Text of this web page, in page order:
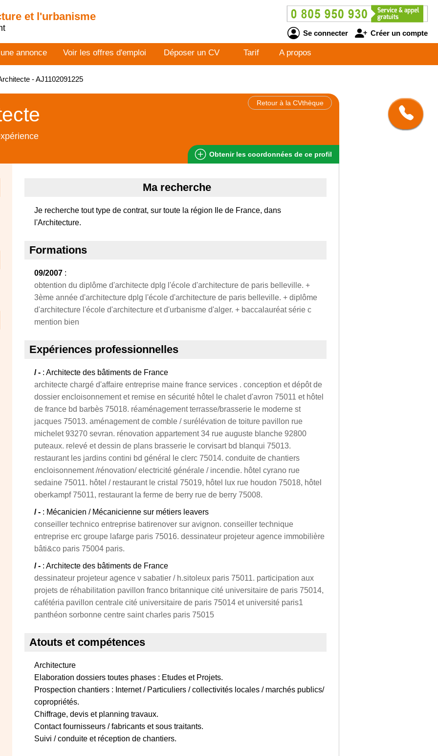
et l'urbanisme
Se connecter Créer un compte
annonce Voir les offres d'emploi Déposer un CV Tarif A propos
- AJ1102091225
Retour à la CVthèque
Obtenir les coordonnées de ce profil
Ma recherche
Je recherche tout type de contrat, sur toute la région Ile de France, dans
l'Architecture.
Formations
09/2007 :
obtention du diplôme d'architecte dplg l'école d'architecture de paris belleville. +
3ème année d'architecture dplg l'école d'architecture de paris belleville. + diplôme
d'architecture l'école d'architecture et d'urbanisme d'alger. + baccalauréat série c
mention bien
Expériences professionnelles
/ - : Architecte des bâtiments de France
architecte chargé d'affaire entreprise maine france services . conception et dépôt de
dossier encloisonnement et remise en sécurité hôtel le chalet d'avron 75011 et hôtel
de france bd barbès 75018. réaménagement terrasse/brasserie le moderne st
jacques 75013. aménagement de comble / surélévation de toiture pavillon rue
michelet 93270 sevran. rénovation appartement 34 rue auguste blanche 92800
puteaux. relevé et dessin de plans brasserie le corvisart bd blanqui 75013.
restaurant les jardins contini bd général le clerc 75014. conduite de chantiers
encloisonnement /rénovation/ electricité générale / incendie. hôtel cyrano rue
sedaine 75011. hôtel / restaurant le cristal 75019, hôtel lux rue houdon 75018, hôtel
oberkampf 75011, restaurant la ferme de berry rue de berry 75008.
/ - : Mécanicien / Mécanicienne sur métiers leavers
conseiller technico entreprise batirenover sur avignon. conseiller technique
entreprise erc groupe lafarge paris 75016. dessinateur projeteur agence immobilière
bâti&co paris 75004 paris.
/ - : Architecte des bâtiments de France
dessinateur projeteur agence v sabatier / h.sitoleux paris 75011. participation aux
projets de réhabilitation pavillon franco britannique cité universitaire de paris 75014,
cafétéria pavillon centrale cité universitaire de paris 75014 et université paris1
panthéon sorbonne centre saint charles paris 75015
Atouts et compétences
Architecture
Elaboration dossiers toutes phases : Etudes et Projets.
Prospection chantiers : Internet / Particuliers / collectivités locales / marchés publics/
copropriétés.
Chiffrage, devis et planning travaux.
Contact fournisseurs / fabricants et sous traitants.
Suivi / conduite et réception de chantiers.